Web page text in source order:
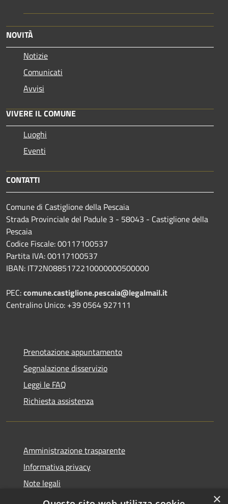
NOVITÀ
Notizie
Comunicati
Avvisi
VIVERE IL COMUNE
Luoghi
Eventi
CONTATTI
Comune di Castiglione della Pescaia
Strada Provinciale del Padule 3 - 58043 - Castiglione della
Pescaia
Codice Fiscale: 00117100537
Partita IVA: 00117100537
IBAN: IT72N0885172210000000500000
PEC:comune.castiglione.pescaia@legalmail.it
Centralino Unico: +39 0564 927111
Prenotazione appuntamento
Segnalazione disservizio
Leggi le FAQ
Richiesta assistenza
Amministrazione trasparente
Informativa privacy
Note legali
Dichiarazione di accessibilità
×